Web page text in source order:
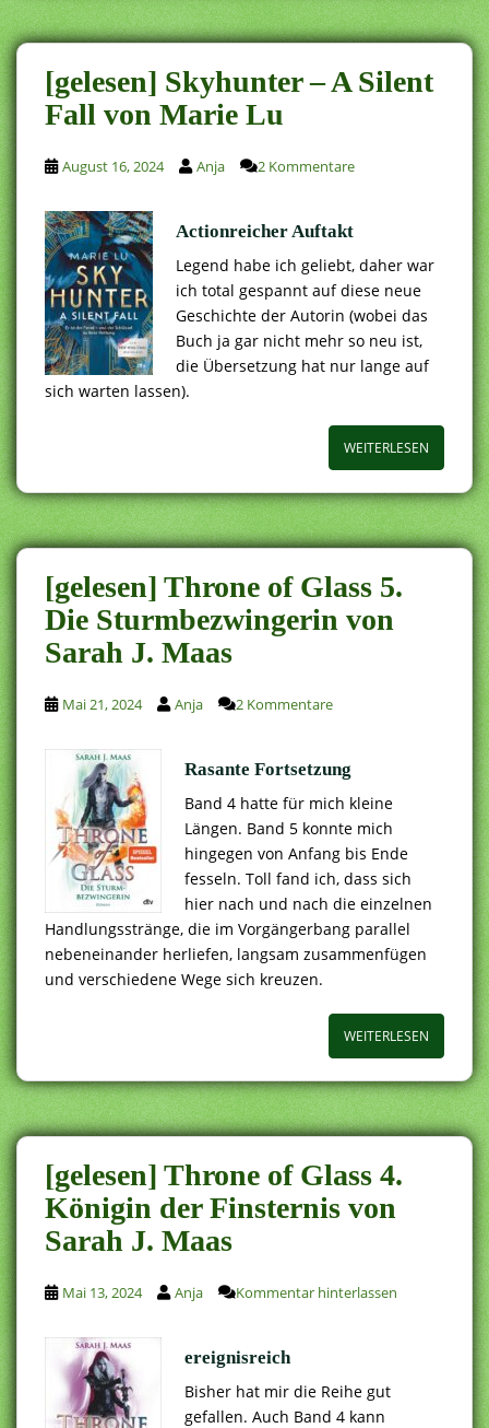
[gelesen] Skyhunter – A Silent
Fall von Marie Lu
August 16, 2024 Anja 2 Kommentare
Actionreicher Auftakt
Legend habe ich geliebt, daher war
ich total gespannt auf diese neue
Geschichte der Autorin (wobei das
Buch ja gar nicht mehr so neu ist,
die Übersetzung hat nur lange auf
sich warten lassen).
WEITERLESEN
[gelesen] Throne of Glass 5.
Die Sturmbezwingerin von
Sarah J. Maas
Mai 21, 2024 Anja 2 Kommentare
Rasante Fortsetzung
Band 4 hatte für mich kleine
Längen. Band 5 konnte mich
hingegen von Anfang bis Ende
fesseln. Toll fand ich, dass sich
hier nach und nach die einzelnen
Handlungsstränge, die im Vorgängerbang parallel
nebeneinander herliefen, langsam zusammenfügen
und verschiedene Wege sich kreuzen.
WEITERLESEN
[gelesen] Throne of Glass 4.
Königin der Finsternis von
Sarah J. Maas
Mai 13, 2024 Anja Kommentar hinterlassen
ereignisreich
Bisher hat mir die Reihe gut
gefallen. Auch Band 4 kann